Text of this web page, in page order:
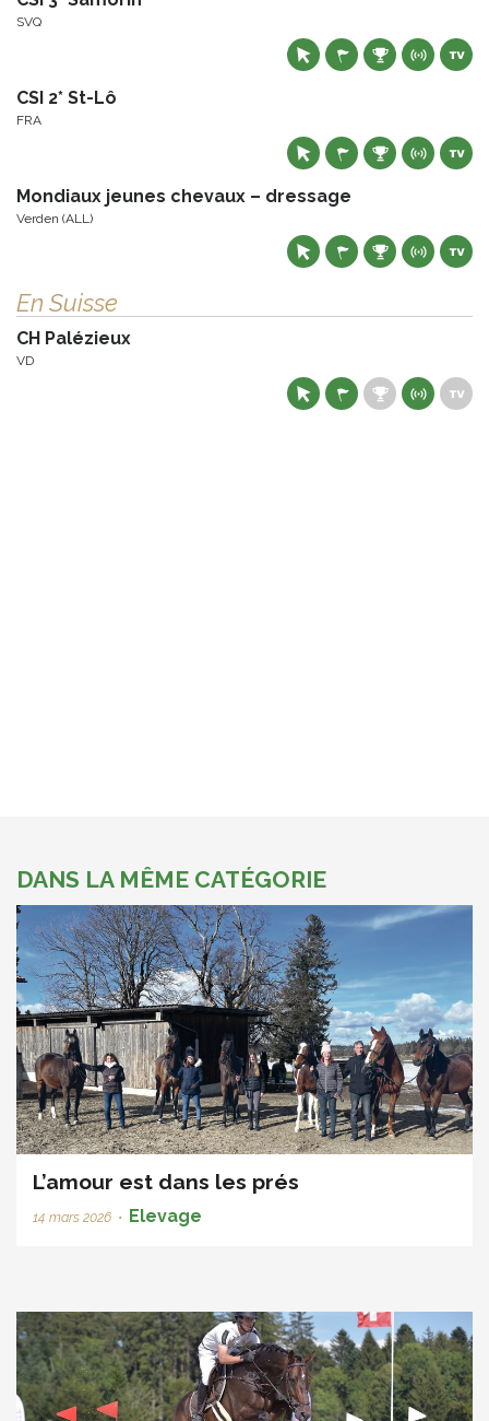
SVQ
CSI 2* St-Lô
FRA
Mondiaux jeunes chevaux – dressage
Verden (ALL)
En Suisse
CH Palézieux
VD
DANS LA MÊME CATÉGORIE
L’amour est dans les prés
14 mars 2026 • Elevage